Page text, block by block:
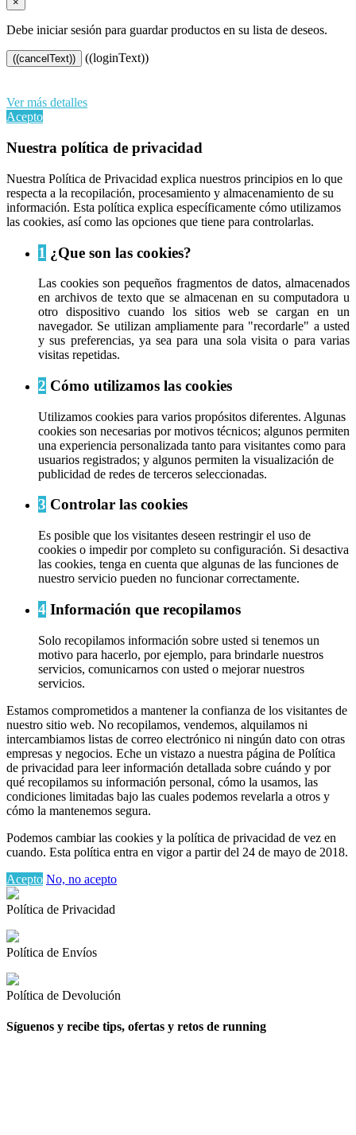
Debe iniciar sesión para guardar productos en su lista de deseos.
((cancelText))
((loginText))
Ver más detalles
Acepto
Nuestra política de privacidad
Nuestra Política de Privacidad explica nuestros principios en lo que
respecta a la recopilación, procesamiento y almacenamiento de su
información. Esta política explica específicamente cómo utilizamos
las cookies, así como las opciones que tiene para controlarlas.
1 ¿Que son las cookies?
Las cookies son pequeños fragmentos de datos, almacenados
en archivos de texto que se almacenan en su computadora u
otro dispositivo cuando los sitios web se cargan en un
navegador. Se utilizan ampliamente para "recordarle" a usted
y sus preferencias, ya sea para una sola visita o para varias
visitas repetidas.
2 Cómo utilizamos las cookies
Utilizamos cookies para varios propósitos diferentes. Algunas
cookies son necesarias por motivos técnicos; algunos permiten
una experiencia personalizada tanto para visitantes como para
usuarios registrados; y algunos permiten la visualización de
publicidad de redes de terceros seleccionadas.
3 Controlar las cookies
Es posible que los visitantes deseen restringir el uso de
cookies o impedir por completo su configuración. Si desactiva
las cookies, tenga en cuenta que algunas de las funciones de
nuestro servicio pueden no funcionar correctamente.
4 Información que recopilamos
Solo recopilamos información sobre usted si tenemos un
motivo para hacerlo, por ejemplo, para brindarle nuestros
servicios, comunicarnos con usted o mejorar nuestros
servicios.
Estamos comprometidos a mantener la confianza de los visitantes de
nuestro sitio web. No recopilamos, vendemos, alquilamos ni
intercambiamos listas de correo electrónico ni ningún dato con otras
empresas y negocios. Eche un vistazo a nuestra página de Política
de privacidad para leer información detallada sobre cuándo y por
qué recopilamos su información personal, cómo la usamos, las
condiciones limitadas bajo las cuales podemos revelarla a otros y
cómo la mantenemos segura.
Podemos cambiar las cookies y la política de privacidad de vez en
cuando. Esta política entra en vigor a partir del 24 de mayo de 2018.
Acepto No, no acepto
Política de Privacidad
Política de Envíos
Política de Devolución
Síguenos y recibe tips, ofertas y retos de running